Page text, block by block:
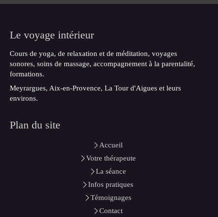
Le voyage intérieur
Cours de yoga, de relaxation et de méditation, voyages
sonores, soins de massage, accompagnement à la parentalité,
formations.
Meyrargues, Aix-en-Provence, La Tour d'Aigues et leurs
environs.
Plan du site
Accueil
Votre thérapeute
La séance
Infos pratiques
Témoignages
Contact